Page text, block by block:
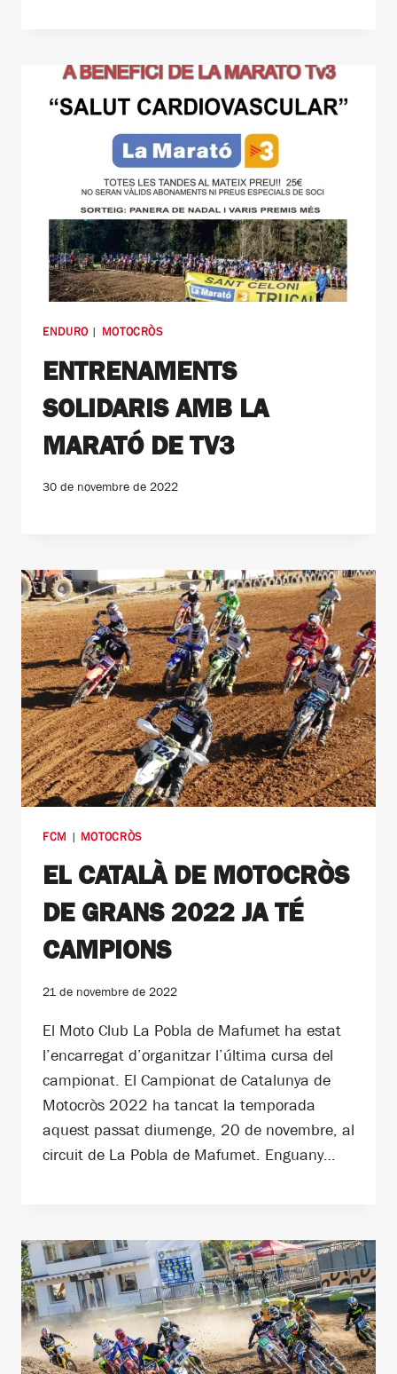
ENDURO| MOTOCRÒS
ENTRENAMENTS
SOLIDARIS AMB LA
MARATÓ DE TV3
30 de novembre de 2022
FCM | MOTOCRÒS
EL CATALÀ DE MOTOCRÒS
DE GRANS 2022 JA TÉ
CAMPIONS
21 de novembre de 2022
El Moto Club La Pobla de Mafumet ha estat
l’encarregat d’organitzar l’última cursa del
campionat. El Campionat de Catalunya de
Motocròs 2022 ha tancat la temporada
aquest passat diumenge, 20 de novembre, al
circuit de La Pobla de Mafumet. Enguany…